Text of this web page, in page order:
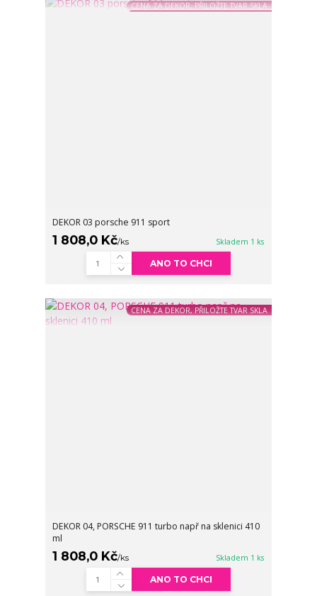
CENA ZA DEKOR, PŘILOŽTE TVAR SKLA
DEKOR 03 porsche 911 sport
1 808,0 Kč/ks Skladem 1 ks
ANO TO CHCI
CENA ZA DEKOR, PŘILOŽTE TVAR SKLA
DEKOR 04, PORSCHE 911 turbo např na sklenici 410
ml
1 808,0 Kč/ks Skladem 1 ks
ANO TO CHCI